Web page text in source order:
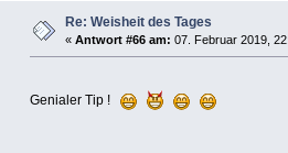
Re: Weisheit des Tages
«Antwort #66 am: 07. Februar 2019,
Genialer Tip !